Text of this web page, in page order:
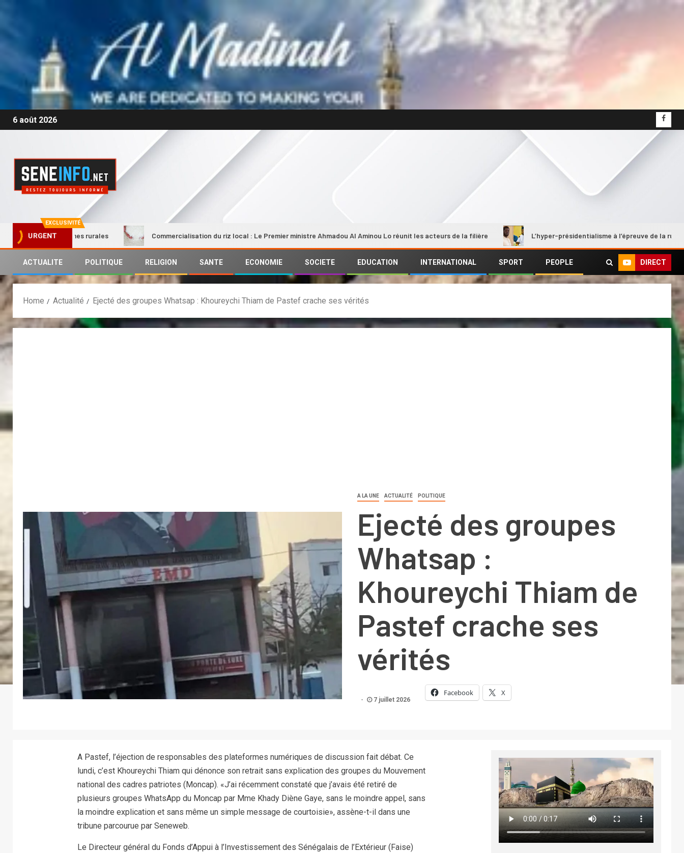
6 août 2026
EXCLUSIVITÉ
URGENT
des femmes rurales Commercialisation du riz local : Le Premier ministre Ahmadou Al Aminou Lo réunit les acteurs de la filière L’hyper-présidentialisme à l’épreuve de la rupture
ACTUALITE POLITIQUE RELIGION SANTE ECONOMIE SOCIETE EDUCATION INTERNATIONAL SPORT PEOPLE DIRECT
Home Actualité Ejecté des groupes Whatsap : Khoureychi Thiam de Pastef crache ses vérités
A LA UNE ACTUALITÉ POLITIQUE
Ejecté des groupes
Whatsap :
Khoureychi Thiam de
Pastef crache ses
vérités
7 juillet 2026
Facebook X
A Pastef, l’éjection de responsables des plateformes numériques de discussion fait débat. Ce
lundi, c’est Khoureychi Thiam qui dénonce son retrait sans explication des groupes du Mouvement
national des cadres patriotes (Moncap). «J’ai récemment constaté que j’avais été retiré de
plusieurs groupes WhatsApp du Moncap par Mme Khady Diène Gaye, sans le moindre appel, sans
la moindre explication et sans même un simple message de courtoisie», assène-t-il dans une
tribune parcourue par Seneweb.
Le Directeur général du Fonds d’Appui à l’Investissement des Sénégalais de l’Extérieur (Faise)